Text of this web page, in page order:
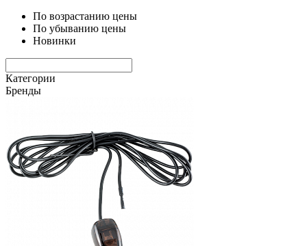
По возрастанию цены
По убыванию цены
Новинки
Категории
Бренды